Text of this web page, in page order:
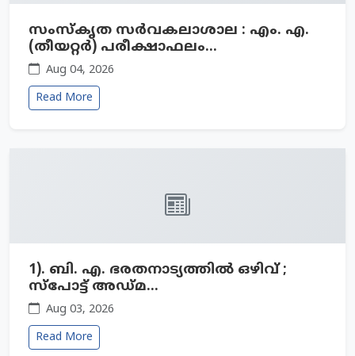
സംസ്‌കൃത സർവകലാശാല : എം. എ.
(തീയറ്റര്‍) പരീക്ഷാഫലം...
Aug 04, 2026
Read More
1). ബി. എ. ഭരതനാട്യത്തില്‍ ഒഴിവ്‍ ;
സ്പോട്ട് അഡ്മ...
Aug 03, 2026
Read More